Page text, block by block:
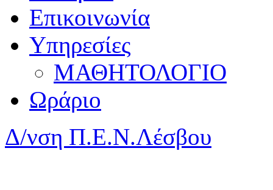
Επικοινωνία
Υπηρεσίες
ΜΑΘΗΤΟΛΟΓΙΟ
Ωράριο
Δ/νση Π.Ε.Ν.Λέσβου